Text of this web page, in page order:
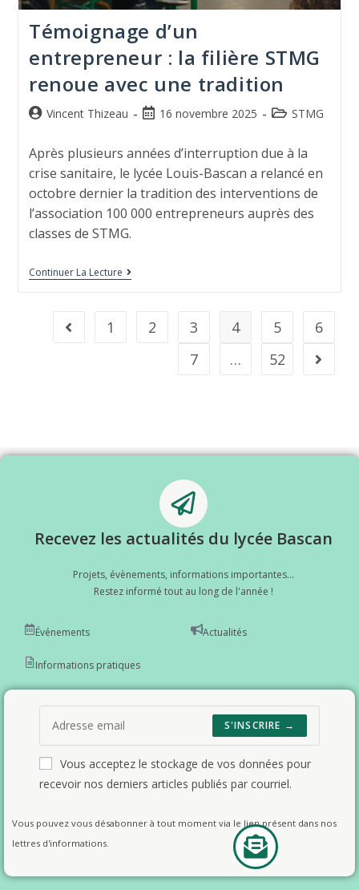
Témoignage d’un
entrepreneur : la filière STMG
renoue avec une tradition
Vincent Thizeau 16 novembre 2025 STMG
Après plusieurs années d’interruption due à la
crise sanitaire, le lycée Louis-Bascan a relancé en
octobre dernier la tradition des interventions de
l’association 100 000 entrepreneurs auprès des
classes de STMG.
Continuer La Lecture
1 2 3 4 5
6
7
… 52
Recevez les actualités du lycée Bascan
Projets, évènements, informations importantes...
Restez informé tout au long de l'année !
Événements Actualités
Informations pratiques
S'INSCRIRE →
Vous acceptez le stockage de vos données pour
recevoir nos derniers articles publiés par courriel.
Vous pouvez vous désabonner à tout moment via le lien présent dans nos
lettres d'informations.